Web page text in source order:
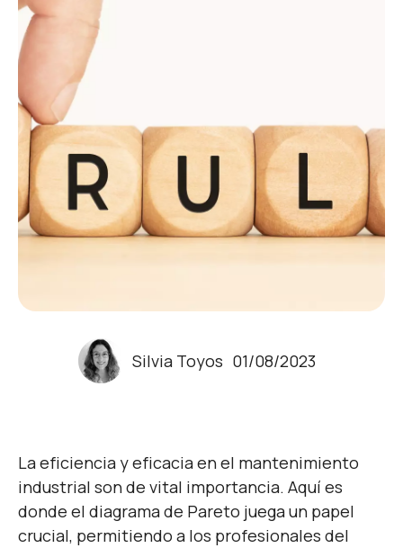
Silvia Toyos 01/08/2023
La eficiencia y eficacia en el mantenimiento
industrial son de vital importancia. Aquí es
donde el diagrama de Pareto juega un papel
crucial, permitiendo a los profesionales del